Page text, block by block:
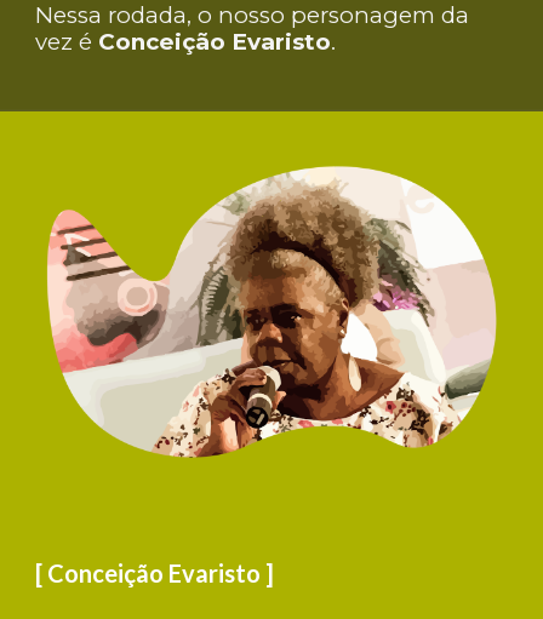
Nessa rodada, o nosso personagem da
vez é Conceição Evaristo.
[ Conceição Evaristo ]